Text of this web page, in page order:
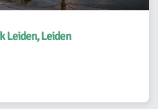
Leiden, Leiden